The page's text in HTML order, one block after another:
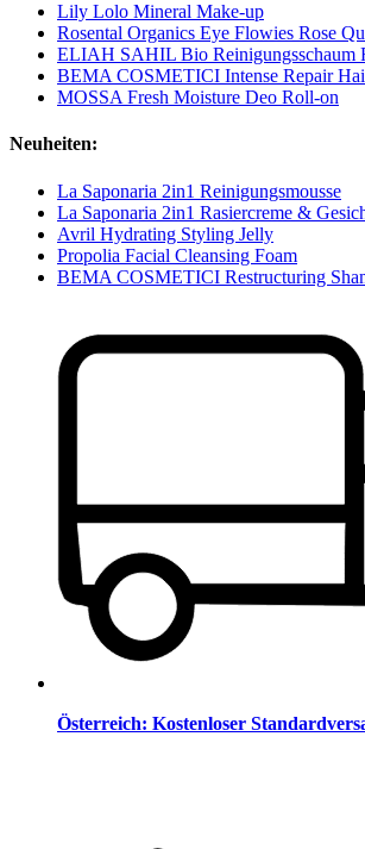
Lily Lolo Mineral Make-up
Rosental Organics Eye Flowies Rose
ELIAH SAHIL Bio Reinigungsschaum
BEMA COSMETICI Intense Repair
MOSSA Fresh Moisture Deo Roll-on
Neuheiten:
La Saponaria 2in1 Reinigungsmousse
La Saponaria 2in1 Rasiercreme &
Avril Hydrating Styling Jelly
Propolia Facial Cleansing Foam
BEMA COSMETICI Restructuring
Österreich: Kostenloser